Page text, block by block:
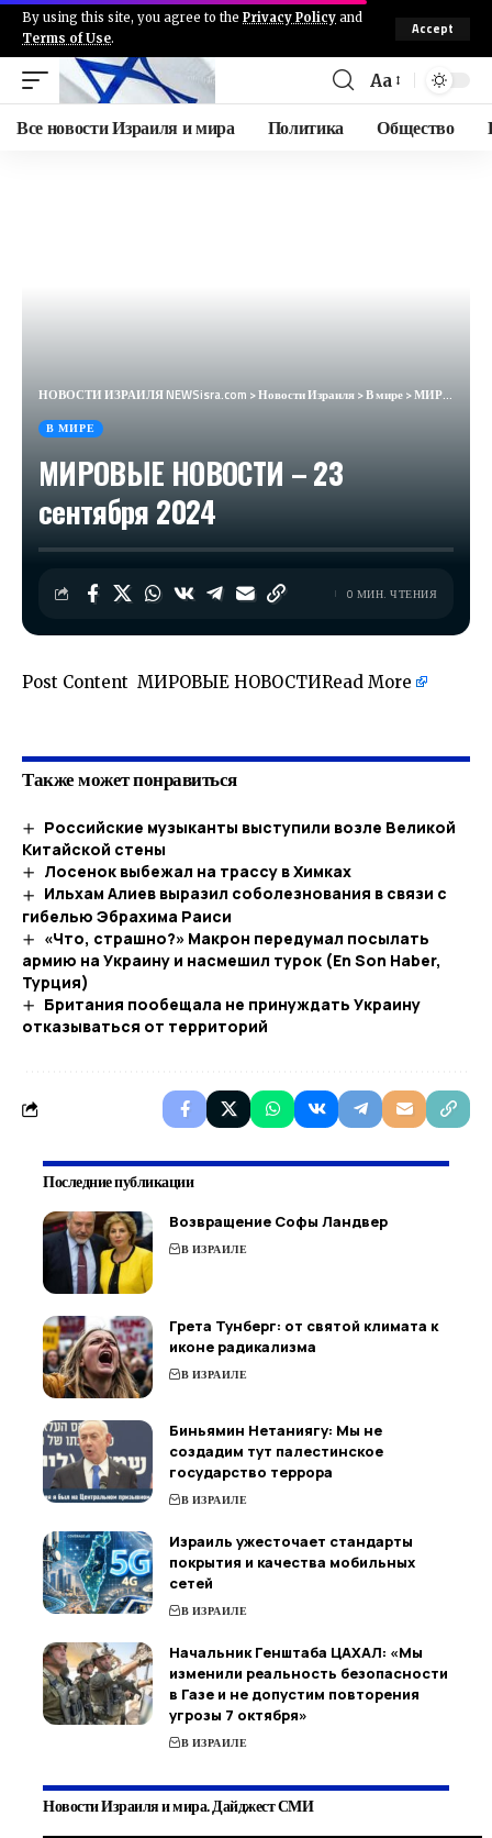
By using this site, you agree to the Privacy Policy and
Terms of Use.
Accept
Aa
Все новости Израиля и мира Политика Общество
НОВОСТИ ИЗРАИЛЯ NEWSisra.com >Новости Израиля>В мире>МИРОВЫЕ НОВОСТИ – 23 сентября 2024
В МИРЕ
МИРОВЫЕ НОВОСТИ – 23
сентября 2024
0 МИН. ЧТЕНИЯ
Post Content МИРОВЫЕ НОВОСТИRead More
Также может понравиться
Российские музыканты выступили возле Великой
Китайской стены
Лосенок выбежал на трассу в Химках
Ильхам Алиев выразил соболезнования в связи с
гибелью Эбрахима Раиси
«Что, страшно?» Макрон передумал посылать
армию на Украину и насмешил турок (En Son Haber,
Турция)
Британия пообещала не принуждать Украину
отказываться от территорий
Последние публикации
Возвращение Софы Ландвер
В ИЗРАИЛЕ
Грета Тунберг: от святой климата к
иконе радикализма
В ИЗРАИЛЕ
Биньямин Нетаниягу: Мы не
создадим тут палестинское
государство террора
В ИЗРАИЛЕ
Израиль ужесточает стандарты
покрытия и качества мобильных
сетей
В ИЗРАИЛЕ
Начальник Генштаба ЦАХАЛ: «Мы
изменили реальность безопасности
в Газе и не допустим повторения
угрозы 7 октября»
В ИЗРАИЛЕ
Новости Израиля и мира. Дайджест СМИ